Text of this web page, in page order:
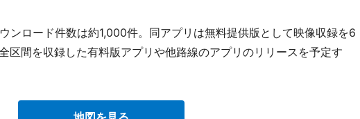
ンロード件数は約1,000件。同アプリは無料提供版として映像収録を6
区間を収録した有料版アプリや他路線のアプリのリリースを予定す